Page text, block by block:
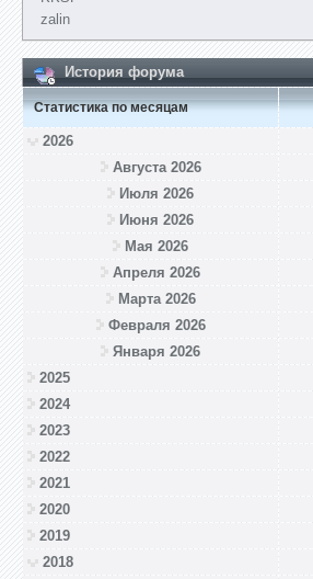
zalin
История форума
Статистика по месяцам
2026
Августа 2026
Июля 2026
Июня 2026
Мая 2026
Апреля 2026
Марта 2026
Февраля 2026
Января 2026
2025
2024
2023
2022
2021
2020
2019
2018